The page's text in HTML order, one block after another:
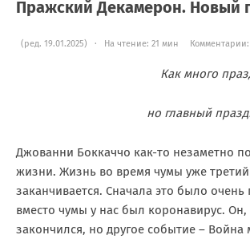
Пражский Декамерон. Новый
(ред. 19.01.2025) · На чтение: 21 мин
Как много
но главный
Джованни Боккаччо как-то незаметно
жизни. Жизнь во время чумы уже третий
заканчивается. Сначала это было
вместо чумы у нас был коронавирус. Он,
закончился, но другое событие – Война